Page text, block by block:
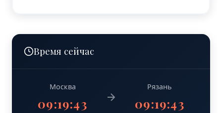
Время сейчас
Москва
09:19:44
Рязань
09:19:44